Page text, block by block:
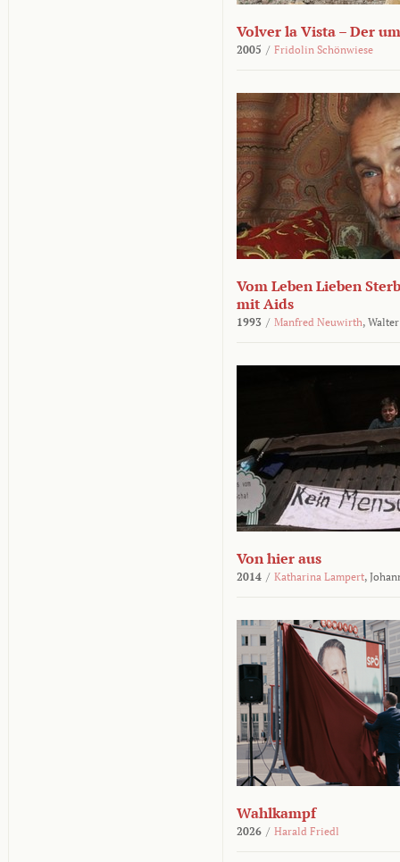
Volver la Vista – Der
2005 / Fridolin Schönwiese
Vom Leben Lieben
mit Aids
1993 / Manfred Neuwirth,
Von hier aus
2014 / Katharina Lampert,
Wahlkampf
2026 / Harald Friedl